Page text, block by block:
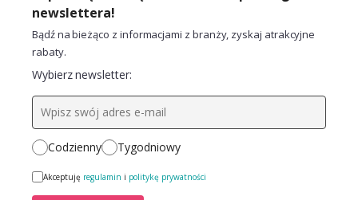
newslettera!
Bądź na bieżąco z informacjami z branży, zyskaj atrakcyjne
rabaty.
Wybierz newsletter:
Codzienny Tygodniowy
Akceptuję regulamin i politykę prywatności